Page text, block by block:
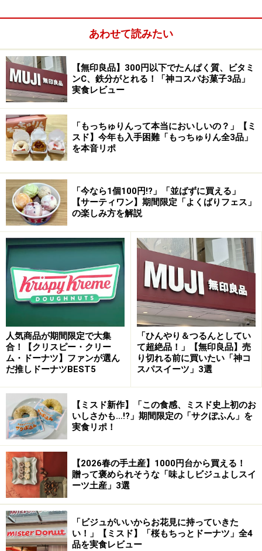
Steaven Abrams(スティーブン・アブラムス)氏
2007年、ニューヨーク出身のレストラン経営者
Steaven Abrams(スティーブン・アブラムス)とTyra
Abrams（タイラ・アブラムス）が後継者になり、前オー
ナーの理念「Baker Fresh（常に焼きたてをお届けするこ
と）」「Vintage decor and warm inviting atmosphere(懐
かしい気持ちや安心感を提供する内装の雰囲気、色使
い、ヴィンテージ装飾)」にすることを守っています。
現在マグノリアベーカリー
（
www.magnoliabakery.com/
）はニューヨークに5店舗、
2010年7月にはロサンゼルス、2011年にシカゴ、さらに
に1月にはDoha（ドーハ）。すでにレバノン、ドバイな
ど世界中にフランチャイズ店舗をオープン。
アジア初の出店となる「マグノリアベーカリー表参道」
に続き、今後はアジア各国に展開予定。
「あの小さなお店がこんなにも世界中に！」と驚きで
す。
あわせて読みたい
【無印良品】300円以下でたんぱく質、ビタミ
ンC、鉄分がとれる！「神コスパお菓子3品」
実食レビュー
「もっちゅりんって本当においしいの？」【ミ
スド】今年も入手困難「もっちゅりん全3品」
を本音リポ
「今なら1個100円!?」「並ばずに買える」
【サーティワン】期間限定「よくばりフェス」
の楽しみ方を解説
人気商品が期間限定で大集
合！【クリスピー・クリー
ム・ドーナツ】ファンが選ん
だ推しドーナツBEST5
「ひんやり＆つるんとしてい
て超絶品！」【無印良品】売
り切れる前に買いたい「神コ
スパスイーツ」3選
【ミスド新作】「この食感、ミスド史上初のお
いしさかも…!?」期間限定の「サクぽふん」を
実食リポ！
【2026春の手土産】1000円台から買える！
贈って褒められそうな「味よしビジュよしスイ
ーツ土産」3選
「ビジュがいいからお花見に持っていきた
い！」【ミスド】「桜もちっとドーナツ」全4
品を実食レビュー